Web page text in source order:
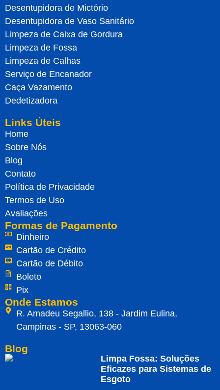
Desentupidora de Mictório
Desentupidora de Vaso Sanitário
Limpeza de Caixa de Gordura
Limpeza de Fossa
Limpeza de Calhas
Serviço de Encanador
Caça Vazamento
Dedetizadora
Links Úteis
Home
Sobre Nós
Blog
Contato
Política de Privacidade
Termos de Uso
Avaliações
Formas de Pagamento
Dinheiro
Cartão de Crédito
Cartão de Débito
Boleto
Pix
Onde Estamos
R. Amadeu Segallio, 138 - Jardim Eulina,
Campinas - SP, 13063-060
Blog
Limpa Fossa: Soluções
Eficazes para Sistemas de
Esgoto